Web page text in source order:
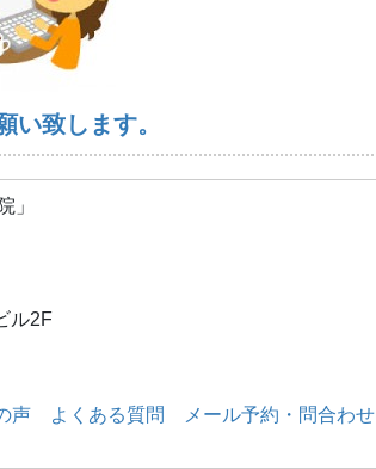
い致します。
」
ル2F
声 よくある質問 メール予約・問合わせ